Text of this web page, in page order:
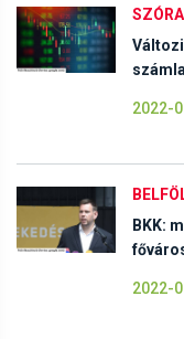
2022-
BKK:
2022-